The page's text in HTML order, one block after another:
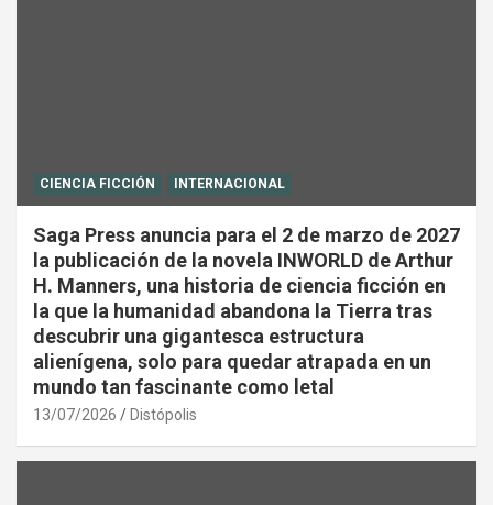
CIENCIA FICCIÓN INTERNACIONAL
Saga Press anuncia para el 2 de marzo de 2027
la publicación de la novela INWORLD de Arthur
H. Manners, una historia de ciencia ficción en
la que la humanidad abandona la Tierra tras
descubrir una gigantesca estructura
alienígena, solo para quedar atrapada en un
mundo tan fascinante como letal
13/07/2026 Distópolis